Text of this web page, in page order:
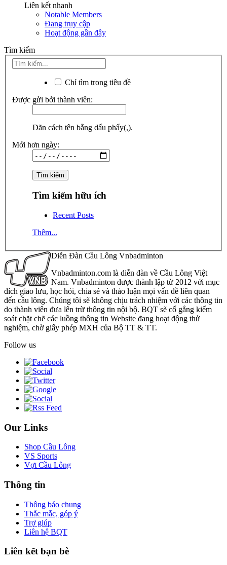
Liên kết nhanh
Notable Members
Đang truy cập
Hoạt động gần đây
Tìm kiếm
Chỉ tìm trong tiêu đề
Được gửi bởi thành viên:
Dãn cách tên bằng dấu phẩy(,).
Mới hơn ngày:
Tìm kiếm hữu ích
Recent Posts
Thêm...
Diễn Đàn Cầu Lông Vnbadminton
Vnbadminton.com là diễn đàn về Cầu Lông Việt
Nam. Vnbadminton được thành lập từ 2012 với mục
đích giao lưu, học hỏi, chia sẻ và thảo luận mọi vấn đề liên quan
đến cầu lông. Chúng tôi sẽ không chịu trách nhiệm với các thông tin
do thành viên đưa lên trừ thông tin nội bộ. BQT sẽ cố gắng kiểm
soát chặt chẽ các luồng thông tin Website đang hoạt động thử
nghiệm, chờ giấy phép MXH của Bộ TT & TT.
Follow us
Our Links
Shop Cầu Lông
VS Sports
Vợt Cầu Lông
Thông tin
Thông báo chung
Thắc mắc, góp ý
Trợ giúp
Liên hệ BQT
Liên kết bạn bè